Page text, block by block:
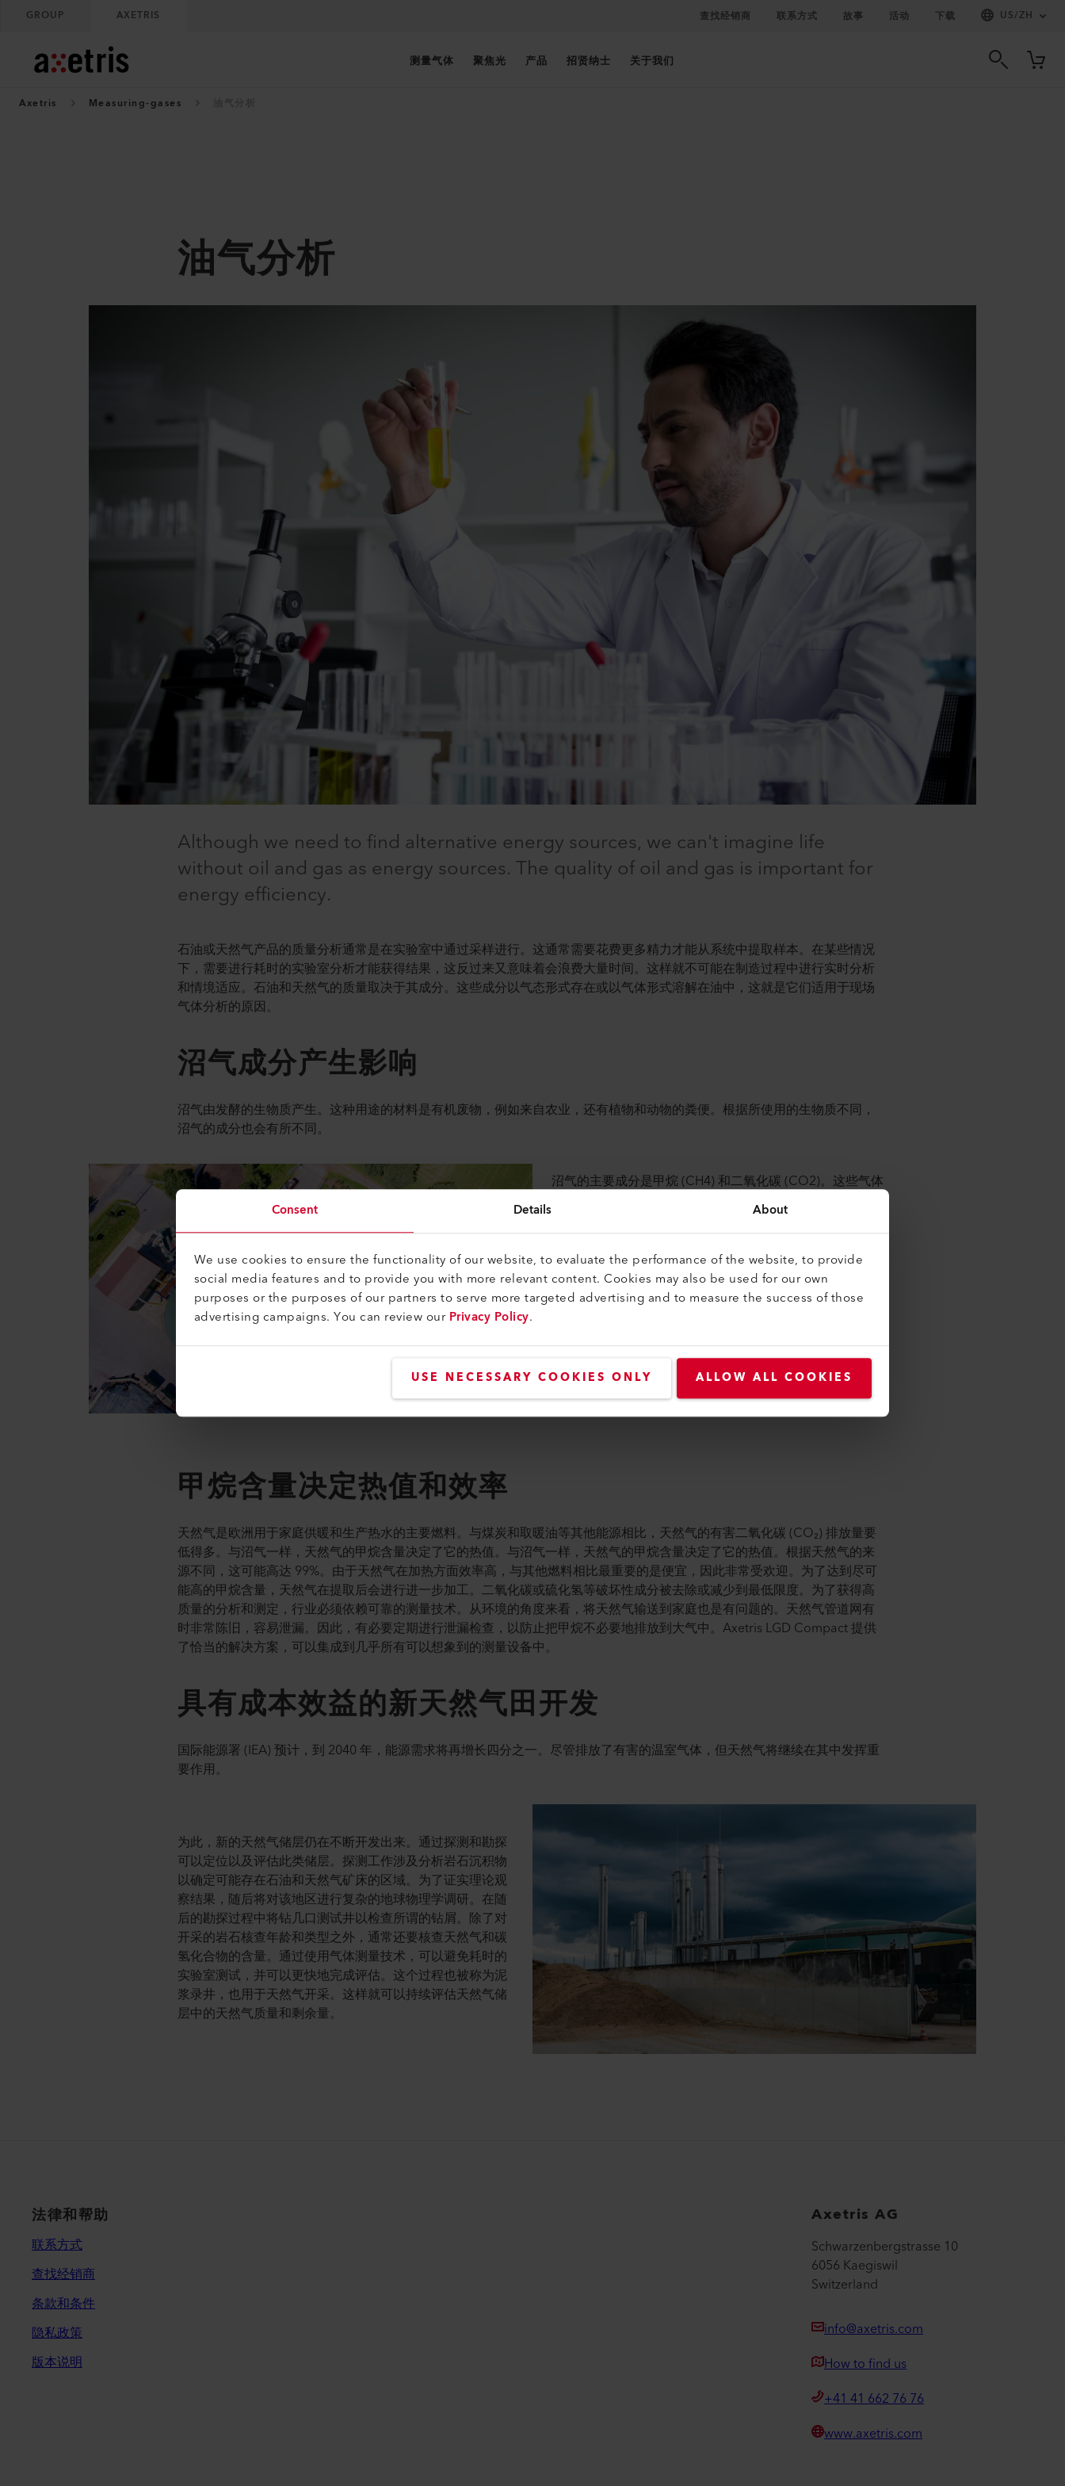
Consent Details About
We use cookies to ensure the functionality of our website, to evaluate the performance of the website, to provide
social media features and to provide you with more relevant content. Cookies may also be used for our own
purposes or the purposes of our partners to serve more targeted advertising and to measure the success of those
advertising campaigns. You can review ourPrivacy Policy.
USE NECESSARY COOKIES ONLY ALLOW ALL COOKIES
GROUP AXETRIS 查找经销商 联系方式 故事 活动 下载 US/ZH
测量气体 聚焦光 产品 招贤纳士 关于我们
Axetris Measuring-gases
油气分析
Although we need to find alternative energy sources, we can't imagine life
without oil and gas as energy sources. The quality of oil and gas is important for
energy efficiency.
石油或天然气产品的质量分析通常是在实验室中通过采样进行。这通常需要花费更多精力才能从系统中提取样本。在某些情况
下，需要进行耗时的实验室分析才能获得结果，这反过来又意味着会浪费大量时间。这样就不可能在制造过程中进行实时分析
和情境适应。石油和天然气的质量取决于其成分。这些成分以气态形式存在或以气体形式溶解在油中，这就是它们适用于现场
气体分析的原因。
沼气成分产生影响
沼气由发酵的生物质产生。这种用途的材料是有机废物，例如来自农业，还有植物和动物的粪便。根据所使用的生物质不同，
沼气的成分也会有所不同。
沼气的主要成分是甲烷 (CH4) 和二氧化碳 (CO2)。这些气体
是微生物在发酵过程中产生的。沼气中的甲烷越多，它的能
量就越丰富。二氧化碳在大多数情况下都没有用处，因此通
(O2)、硫化氢 (H2S)、氢气 (H2) 和氨气 (NH3)。硫化氢和氨
会降低沼气的质量，这就是它们在处理过程中被去除或减少
的原因。如果这些气体进入燃烧过程，它们可能会腐蚀发动
时测量这些气体，还可以控制和优化正在进行的过程。
甲烷含量决定热值和效率
天然气是欧洲用于家庭供暖和生产热水的主要燃料。与煤炭和取暖油等其他能源相比，天然气的有害二氧化碳 (CO₂) 排放量要
低得多。与沼气一样，天然气的甲烷含量决定了它的热值。与沼气一样，天然气的甲烷含量决定了它的热值。根据天然气的来
源不同，这可能高达 99%。由于天然气在加热方面效率高，与其他燃料相比最重要的是便宜，因此非常受欢迎。为了达到尽可
能高的甲烷含量，天然气在提取后会进行进一步加工。二氧化碳或硫化氢等破坏性成分被去除或减少到最低限度。为了获得高
质量的分析和测定，行业必须依赖可靠的测量技术。从环境的角度来看，将天然气输送到家庭也是有问题的。天然气管道网有
时非常陈旧，容易泄漏。因此，有必要定期进行泄漏检查，以防止把甲烷不必要地排放到大气中。Axetris LGD Compact 提供
了恰当的解决方案，可以集成到几乎所有可以想象到的测量设备中。
具有成本效益的新天然气田开发
国际能源署 (IEA) 预计，到 2040 年，能源需求将再增长四分之一。尽管排放了有害的温室气体，但天然气将继续在其中发挥重
要作用。
为此，新的天然气储层仍在不断开发出来。通过探测和勘探
可以定位以及评估此类储层。探测工作涉及分析岩石沉积物
以确定可能存在石油和天然气矿床的区域。为了证实理论观
察结果，随后将对该地区进行复杂的地球物理学调研。在随
后的勘探过程中将钻几口测试井以检查所谓的钻屑。除了对
开采的岩石核查年龄和类型之外，通常还要核查天然气和碳
氢化合物的含量。通过使用气体测量技术，可以避免耗时的
实验室测试，并可以更快地完成评估。这个过程也被称为泥
浆录井，也用于天然气开采。这样就可以持续评估天然气储
层中的天然气质量和剩余量。
法律和帮助
联系方式
查找经销商
条款和条件
隐私政策
版本说明
Axetris AG
Schwarzenbergstrasse 10
6056 Kaegiswil
Switzerland
info@axetris.com
How to find us
+41 41 662 76 76
www.axetris.com